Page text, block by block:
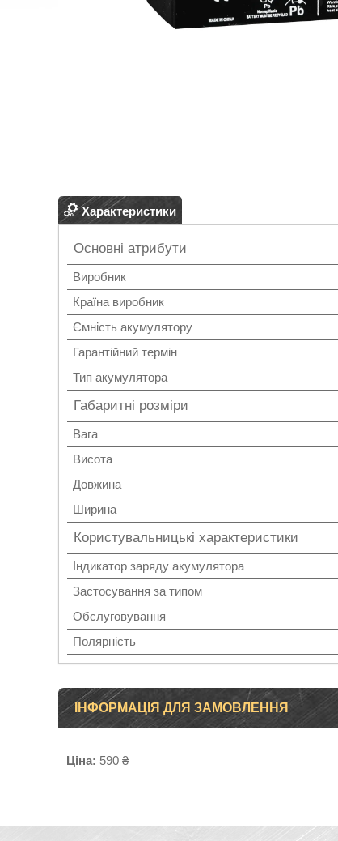
Характеристики
Основні атрибути
Виробник
Країна виробник
Ємність акумулятору
Гарантійний термін
Тип акумулятора
Габаритні розміри
Вага
Висота
Довжина
Ширина
Користувальницькі характеристики
Індикатор заряду акумулятора
Застосування за типом
Обслуговування
Полярність
ІНФОРМАЦІЯ ДЛЯ ЗАМОВЛЕННЯ
Ціна: 590 ₴